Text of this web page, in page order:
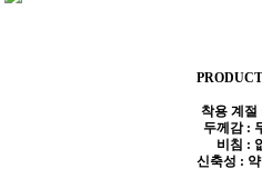
착용 계절
두께감 :
비침 :
신축성 :